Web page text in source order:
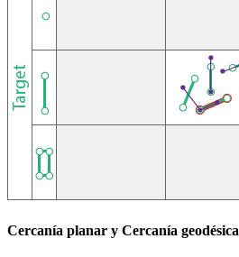
Cercanía planar y Cercanía geodésica